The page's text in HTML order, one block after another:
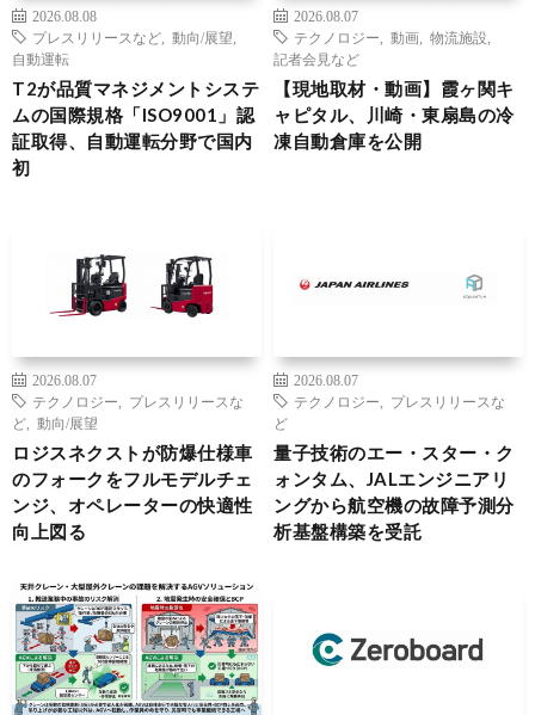
2026.08.08
プレスリリースなど
動向/展望
自動運転
T2が品質マネジメントシステ
ムの国際規格「ISO9001」認
証取得、自動運転分野で国内
初
2026.08.07
テクノロジー
動画 物流施設
記者会見など
【現地取材・動画】霞ヶ関キ
ャピタル、川崎・東扇島の冷
凍自動倉庫を公開
2026.08.07
テクノロジー
プレスリリースな
ど
動向/展望
ロジスネクストが防爆仕様車
のフォークをフルモデルチェ
ンジ、オペレーターの快適性
向上図る
2026.08.07
テクノロジー
プレスリリースな
ど
量子技術のエー・スター・ク
ォンタム、JALエンジニアリ
ングから航空機の故障予測分
析基盤構築を受託